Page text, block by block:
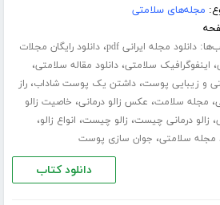
مجله‌های سلامتی
دانلود مجله ایرانی pdf ،دانلود رایگان مجلات
، اینفوگرافیک سلامتی،دانلود مقاله سلامتی،
و زیبایی پوست،داشتن یک پوست شاداب،راز
، مجله سلامت، عکس زالو درمانی، خاصیت زالو
، زالو درمانی چیست، زالو چیست، انواع زالو،
مجله سلامتی، جوان سازی پوست
دانلود کتاب